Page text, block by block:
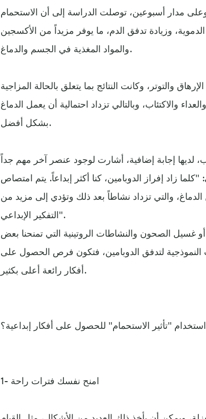
كل مرة، وعلى مدار أسبوعين، توصلت الدراسة إلى أن الاستحمام
وزيادة تدفق الدم، ما يوفر مزيداً من الأكسجين
والمواد المغذية في الجسم والدماغ.
والتوتر، وكانت النتائج بما يتعلق بالحالة المزاجية
والاكتئاب، وبالتالي تزداد احتمالية أن يعمل الدماغ
بشكل أفضل.
لديها إجابة إضافية، أشارت لوجود عنصر آخر مهم جداً
زاد إفراز الدوبامين، كنا أكثر إبداعاً. يتم امتصاص
والتي تزداد نشاطاً بعد ذلك وتؤدي إلى مزيد من
التفكير الإبداعي".
غسيل الصحون والنشاطات الروتينية التي تمنحنا بعض
النموذجية لتدفق الدوبامين، فتكون فرص الحصول على
أفكار رائعة أعلى بكثير.
"تأثير الاستحمام" للحصول على أفكار إبداعية؟
1- امنح نفسك فترات راحة